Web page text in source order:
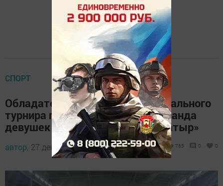
СПОРТ
Обладателем Кубка Межрегионального
турнира по волейболу стала команда
девушек Спортивной школы «Батыр»
автор, 27 декабря 2024 - 08:40 765 0 0